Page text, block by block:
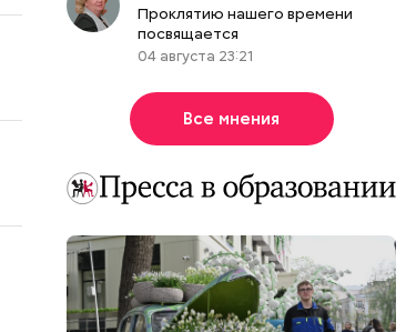
Проклятию нашего времени
посвящается
04 августа 23:21
Все мнения